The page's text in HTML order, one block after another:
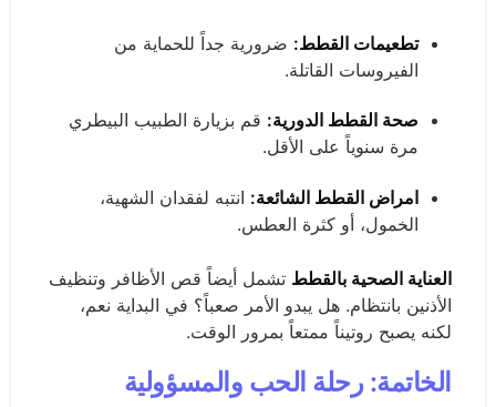
تطعيمات القطط: ضرورية جداً للحماية من
الفيروسات القاتلة.
صحة القطط الدورية: قم بزيارة الطبيب البيطري
مرة سنوياً على الأقل.
امراض القطط الشائعة: انتبه لفقدان الشهية،
الخمول، أو كثرة العطس.
العناية الصحية بالقطط تشمل أيضاً قص الأظافر وتنظيف
الأذنين بانتظام. هل يبدو الأمر صعباً؟ في البداية نعم،
لكنه يصبح روتيناً ممتعاً بمرور الوقت.
الخاتمة: رحلة الحب والمسؤولية